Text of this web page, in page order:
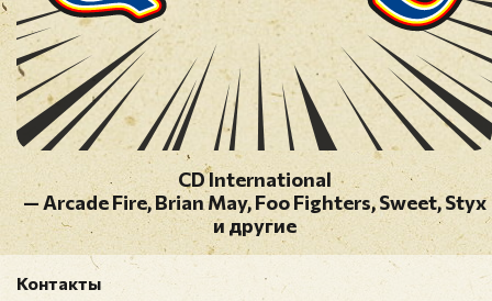
СD International
— Arcade Fire, Brian May, Foo Fighters, Sweet, Styx
и другие
Контакты